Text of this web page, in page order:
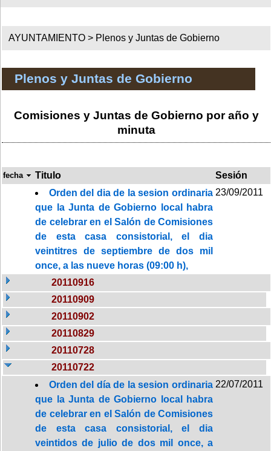
AYUNTAMIENTO > Plenos y Juntas de Gobierno
Plenos y Juntas de Gobierno
Comisiones y Juntas de Gobierno por año y
minuta
fecha Titulo
Sesión
Orden del dia de la sesion ordinaria
que la Junta de Gobierno local habra
de celebrar en el Salón de Comisiones
de esta casa consistorial, el dia
veintitres de septiembre de dos mil
once, a las nueve horas (09:00 h),
23/09/2011
20110916
20110909
20110902
20110829
20110728
20110722
Orden del día de la sesion ordinaria
que la Junta de Gobierno local habra
de celebrar en el Salón de Comisiones
de esta casa consistorial, el dia
veintidos de julio de dos mil once, a
22/07/2011